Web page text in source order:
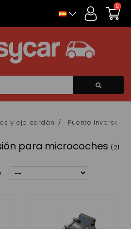
0
y eje cardán Puente inversor
para microcoches (21